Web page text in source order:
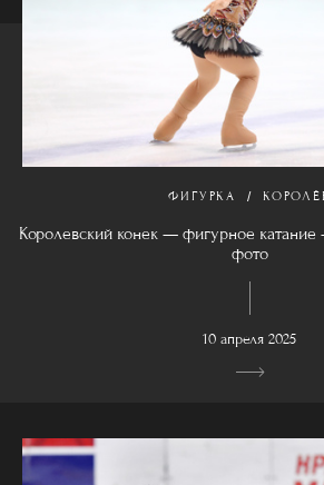
ФИГУРКА
Королевский конек — фигурное
фото
10 апреля 2025